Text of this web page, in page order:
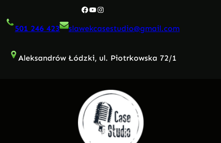
do
Facebook
YouTube
Instagram
501 246 423 slawekcasestudio@gmail.com
Aleksandrów Łódzki, ul. Piotrkowska 72/1